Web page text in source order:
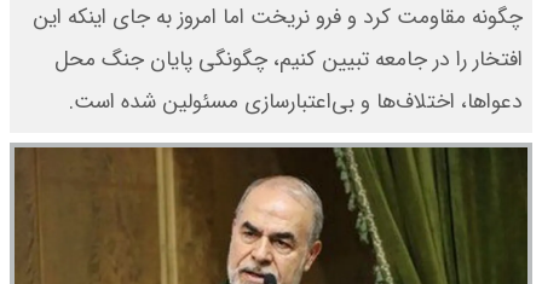
چگونه مقاومت کرد و فرو نریخت اما امروز به جای اینکه این
افتخار را در جامعه تبیین کنیم، چگونگی پایان جنگ محل
دعواها، اختلاف‌ها و بی‌اعتبارسازی مسئولین شده است.